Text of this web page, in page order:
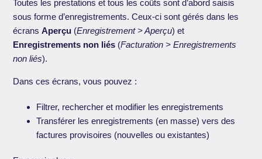
Toutes les prestations et tous les coûts sont d’abord saisis
sous forme d’enregistrements. Ceux-ci sont gérés dans les
écransAperçu (Enregistrement > Aperçu) et
Enregistrements non liés (Facturation > Enregistrements
non liés).
Dans ces écrans, vous pouvez :
Filtrer, rechercher et modifier les enregistrements
Transférer les enregistrements (en masse) vers des
factures provisoires (nouvelles ou existantes)